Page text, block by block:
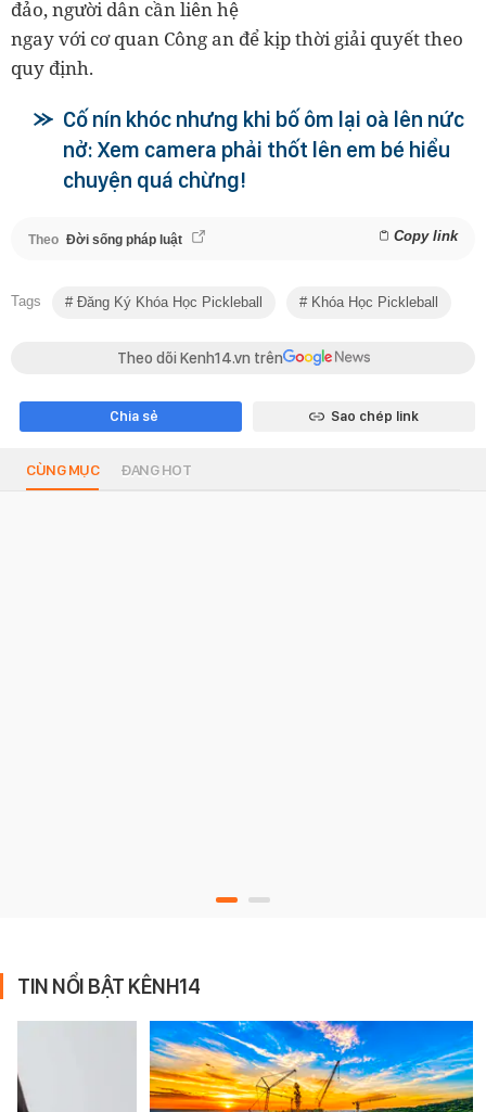
đảo, người dân cần liên hệ
ngay với cơ quan Công an để kịp thời giải quyết theo
quy định.
Cố nín khóc nhưng khi bố ôm lại oà lên nức
nở: Xem camera phải thốt lên em bé hiểu
chuyện quá chừng!
Theo Đời sống pháp luật Copy link
Tags Đăng Ký Khóa Học Pickleball Khóa Học Pickleball
Theo dõi Kenh14.vn trên
Chia sẻ Sao chép link
CÙNG MỤC ĐANG HOT
TIN NỔI BẬT KÊNH14